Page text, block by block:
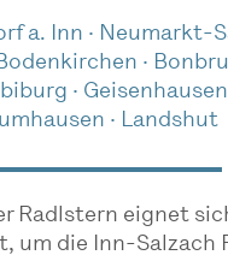
a. Inn · Neumarkt-
·
· Geisenhausen
· Landshut
Radlstern eignet
um die Inn-Salzach